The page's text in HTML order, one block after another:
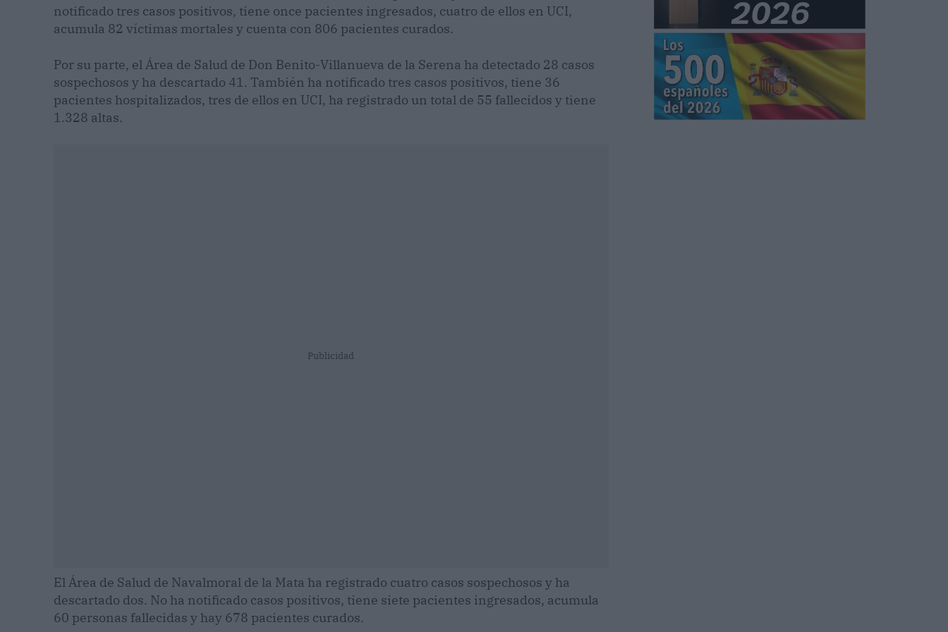
notificado tres casos positivos, tiene once pacientes ingresados, cuatro de ellos en UCI,
acumula 82 víctimas mortales y cuenta con 806 pacientes curados.
Por su parte, el Área de Salud de Don Benito-Villanueva de la Serena ha detectado 28 casos
sospechosos y ha descartado 41. También ha notificado tres casos positivos, tiene 36
pacientes hospitalizados, tres de ellos en UCI, ha registrado un total de 55 fallecidos y tiene
1.328 altas.
Publicidad
El Área de Salud de Navalmoral de la Mata ha registrado cuatro casos sospechosos y ha
descartado dos. No ha notificado casos positivos, tiene siete pacientes ingresados, acumula
60 personas fallecidas y hay 678 pacientes curados.